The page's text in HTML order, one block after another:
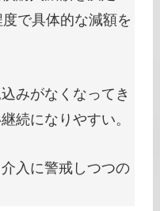
で具体的な減額を
みがなくなってき
になりやすい。
入に警戒しつつの